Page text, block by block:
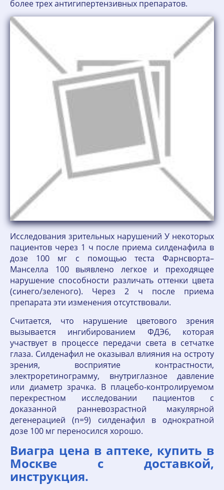
более трех антигипертензивных препаратов.
Исследования зрительных нарушений У некоторых
пациентов через 1 ч после приема силденафила в
дозе 100 мг с помощью теста Фарнсворта–
Манселла 100 выявлено легкое и преходящее
нарушение способности различать оттенки цвета
(синего/зеленого). Через 2 ч после приема
препарата эти изменения отсутствовали.
Считается, что нарушение цветового зрения
вызывается ингибированием ФДЭ6, которая
участвует в процессе передачи света в сетчатке
глаза. Силденафил не оказывал влияния на остроту
зрения, восприятие контрастности,
электроретинограмму, внутриглазное давление
или диаметр зрачка. В плацебо-контролируемом
перекрестном исследовании пациентов с
доказанной ранневозрастной макулярной
дегенерацией (n=9) силденафил в однократной
дозе 100 мг переносился хорошо.
Виагра цена в аптеке, купить в
Москве с доставкой,
инструкция.